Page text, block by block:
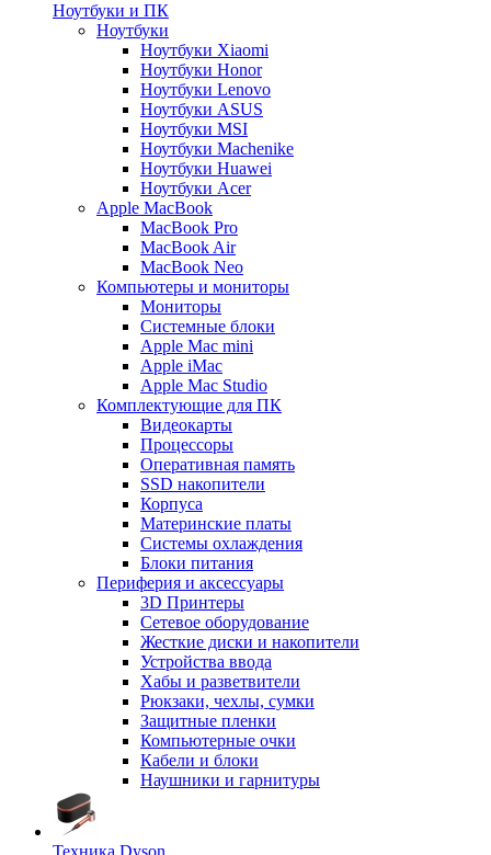
Ноутбуки и ПК
Ноутбуки
Ноутбуки Xiaomi
Ноутбуки Honor
Ноутбуки Lenovo
Ноутбуки ASUS
Ноутбуки MSI
Ноутбуки Machenike
Ноутбуки Huawei
Ноутбуки Acer
Apple MacBook
MacBook Pro
MacBook Air
MacBook Neo
Компьютеры и мониторы
Мониторы
Системные блоки
Apple Mac mini
Apple iMac
Apple Mac Studio
Комплектующие для ПК
Видеокарты
Процессоры
Оперативная память
SSD накопители
Корпуса
Материнские платы
Системы охлаждения
Блоки питания
Периферия и аксессуары
3D Принтеры
Сетевое оборудование
Жесткие диски и накопители
Устройства ввода
Хабы и разветвители
Рюкзаки, чехлы, сумки
Защитные пленки
Компьютерные очки
Кабели и блоки
Наушники и гарнитуры
Техника Dyson